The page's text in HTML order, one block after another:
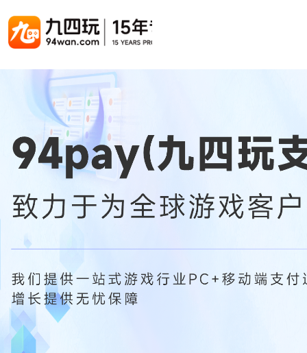
游戏联运系统
手游联运系统
千款游戏任意运营
页游联运系统
H5游戏联运系统
支持多国语言，多种国际支付
行业对比
帮您甄选最优质的产品和服务
PC官网
游戏APP
游戏、玩家、资金一站管理
游戏库
手游列表
上千款游戏，款款吸金 代理流程
热门游戏、大厂游戏、高分成 带你了解
小程序游戏列表
千款热门游戏，精品热推
游戏陪玩系统
游戏陪玩系统
变现模式多样(订单、礼物、招商加盟)
陪玩PC官网
陪玩APP
一站式管理陪玩技师/订单/玩家数据...
游戏开播助手